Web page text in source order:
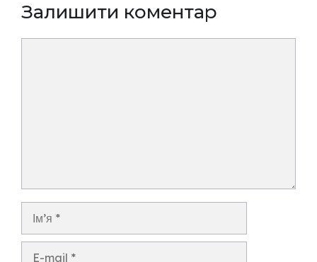
Залишити коментар
Ім’я